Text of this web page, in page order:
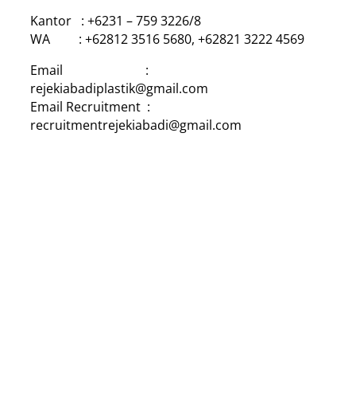
Kantor : +6231 – 759 3226/8
WA : +62812 3516 5680, +62821 3222 4569
Email :
rejekiabadiplastik@gmail.com
Email Recruitment :
recruitmentrejekiabadi@gmail.com